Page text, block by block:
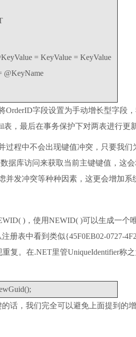
= KeyValue = KeyValue
@KeyName
字段设置为手动增长型字段
，最后在事务保护下对两表进行更新
程中不会出现键值冲突，只要我们
据库访问来获取当前主键键值，这
发冲突等种种因素，这更会增加系
)，使用NEWID( )可以生成一个
表中看到类似{45F0EB02-0727-
复。在.NET里管UniqueIdentifier称
话，我们完全可以避免上面提到的